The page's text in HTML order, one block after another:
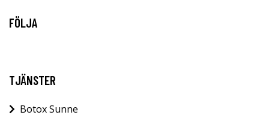
FÖLJA
TJÄNSTER
Botox Sunne